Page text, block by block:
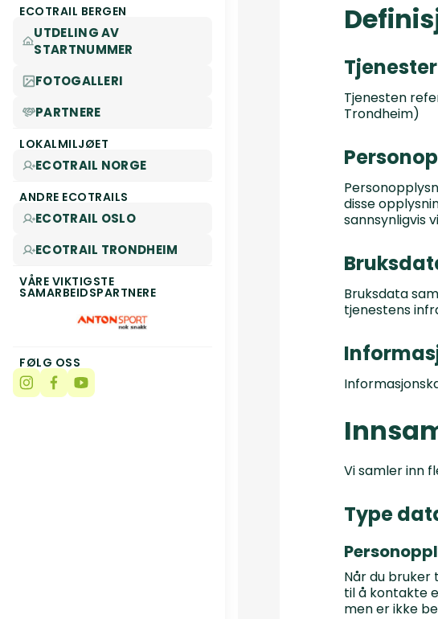
ECOTRAIL BERGEN
UTDELING AV
STARTNUMMER
FOTOGALLERI
PARTNERE
LOKALMILJØET
ECOTRAIL NORGE
ANDRE ECOTRAILS
ECOTRAIL OSLO
ECOTRAIL TRONDHEIM
VÅRE VIKTIGSTE
SAMARBEIDSPARTNERE
FØLG OSS
Tjenester
Tjenesten
Trondheim)
disse
sannsynligvis
Bruksdata
tjenestens
Vi samler inn
Type
Når du bruker
til å kontakte
men er ikke